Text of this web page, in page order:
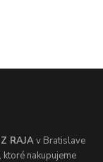
RAJAv Bratislave
ktoré nakupujeme